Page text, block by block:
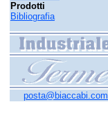
Prodotti
Bibliografia
posta@biaccabi.com